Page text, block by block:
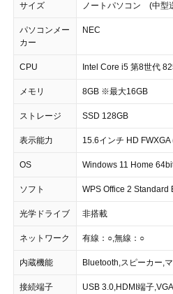
サイズ ノートパソコン (中型
パソコンメー
カー
NEC
CPU Intel Core i5 第8世代
メモリ 8GB ※最大16GB
ストレージ SSD 128GB
表示能力 15.6インチ HD
OS Windows 11 Home
ソフト WPS Office 2 Standard
光学ドライブ 非搭載
ネットワーク 有線：○,無線：○
内蔵機能 Bluetooth,スピーカー,
接続端子
USB 3.0,HDMI端子